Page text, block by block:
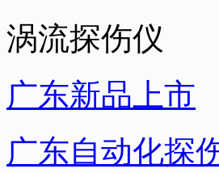
涡流探伤仪
广东新品上市
广东自动化探